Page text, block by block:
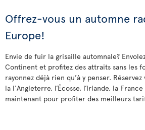
Offrez-vous un automne
Europe!
Envie de fuir la grisaille automnale?
Continent et profitez des attraits sans les
rayonnez déjà rien qu’à y penser.
la l'Angleterre, l’Écosse, l’Irlande, la
maintenant pour profiter des meilleurs